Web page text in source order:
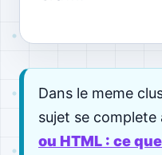
Dans le meme
sujet se complete
ou HTML : ce